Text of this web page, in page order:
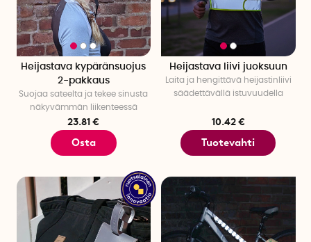
Heijastava kypäränsuojus
2-pakkaus
Suojaa sateelta ja tekee sinusta
näkyvämmän liikenteessä
23.81 €
Osta
Heijastava liivi juoksuun
Laita ja hengittävä heijastinliivi
säädettävällä istuvuudella
10.42 €
Tuotevahti